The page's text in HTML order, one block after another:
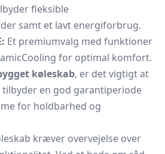
fleksible
samt et lavt energiforbrug.
Et premiumvalg med funktioner
for optimal komfort.
køleskab, er det vigtigt at
en god garantiperiode
for holdbarhed og
kræver overvejelse over